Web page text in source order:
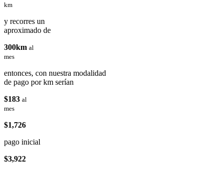
km
y recorres un
aproximado de
300km al
mes
entonces, con nuestra modalidad
de pago por km serían
$183 al
mes
$1,726
pago inicial
$3,922